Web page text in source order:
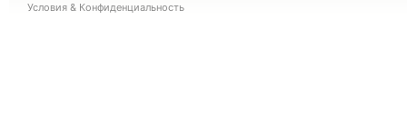
Условия & Конфиденциальность